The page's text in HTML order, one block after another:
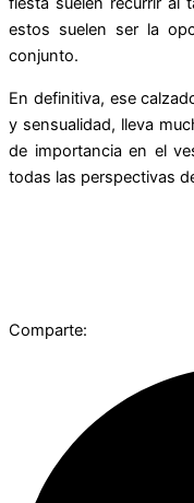
estos suelen ser la
conjunto.
En definitiva, ese
y sensualidad, lleva
de importancia en el
todas las perspectivas
Comparte: